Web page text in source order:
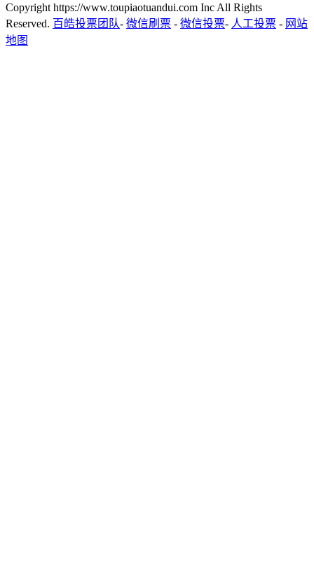
Copyright https://www.toupiaotuandui.com Inc All Rights
Reserved. 百皓投票团队- 微信刷票 - 微信投票- 人工投票 - 网站
地图